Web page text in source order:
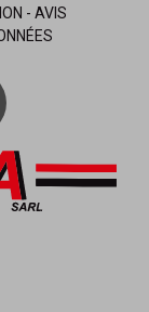
- AVIS